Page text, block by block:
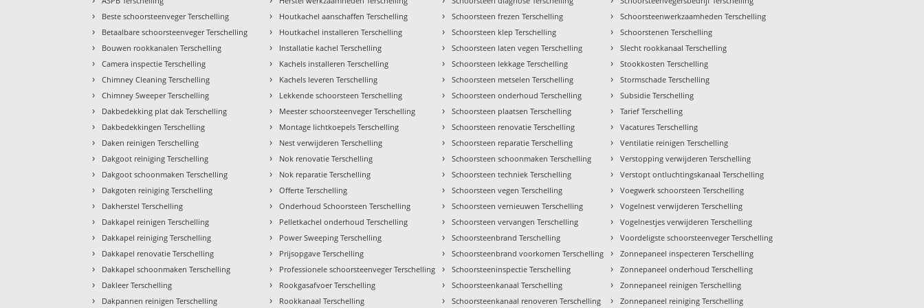
› Beste schoorsteenveger Terschelling
› Betaalbare schoorsteenveger Terschelling
› Bouwen rookkanalen Terschelling
› Camera inspectie Terschelling
› Chimney Cleaning Terschelling
› Chimney Sweeper Terschelling
› Dakbedekking plat dak Terschelling
› Dakbedekkingen Terschelling
› Daken reinigen Terschelling
› Dakgoot reiniging Terschelling
› Dakgoot schoonmaken Terschelling
› Dakgoten reiniging Terschelling
› Dakherstel Terschelling
› Dakkapel reinigen Terschelling
› Dakkapel reiniging Terschelling
› Dakkapel renovatie Terschelling
› Dakkapel schoonmaken Terschelling
› Dakleer Terschelling
› Dakpannen reinigen Terschelling
› Houtkachel aanschaffen Terschelling
› Houtkachel installeren Terschelling
› Installatie kachel Terschelling
› Kachels installeren Terschelling
› Kachels leveren Terschelling
› Lekkende schoorsteen Terschelling
› Meester schoorsteenveger Terschelling
› Montage lichtkoepels Terschelling
› Nest verwijderen Terschelling
› Nok renovatie Terschelling
› Nok reparatie Terschelling
› Offerte Terschelling
› Onderhoud Schoorsteen Terschelling
› Pelletkachel onderhoud Terschelling
› Power Sweeping Terschelling
› Prijsopgave Terschelling
› Professionele schoorsteenveger Terschelling
› Rookgasafvoer Terschelling
› Rookkanaal Terschelling
› Schoorsteen frezen Terschelling
› Schoorsteen klep Terschelling
› Schoorsteen laten vegen Terschelling
› Schoorsteen lekkage Terschelling
› Schoorsteen metselen Terschelling
› Schoorsteen onderhoud Terschelling
› Schoorsteen plaatsen Terschelling
› Schoorsteen renovatie Terschelling
› Schoorsteen reparatie Terschelling
› Schoorsteen schoonmaken Terschelling
› Schoorsteen techniek Terschelling
› Schoorsteen vegen Terschelling
› Schoorsteen vernieuwen Terschelling
› Schoorsteen vervangen Terschelling
› Schoorsteenbrand Terschelling
› Schoorsteenbrand voorkomen Terschelling
› Schoorsteeninspectie Terschelling
› Schoorsteenkanaal Terschelling
› Schoorsteenkanaal renoveren Terschelling
› Schoorsteenwerkzaamheden Terschelling
› Schoorstenen Terschelling
› Slecht rookkanaal Terschelling
› Stookkosten Terschelling
› Stormschade Terschelling
› Subsidie Terschelling
› Tarief Terschelling
› Vacatures Terschelling
› Ventilatie reinigen Terschelling
› Verstopping verwijderen Terschelling
› Verstopt ontluchtingskanaal Terschelling
› Voegwerk schoorsteen Terschelling
› Vogelnest verwijderen Terschelling
› Vogelnestjes verwijderen Terschelling
› Voordeligste schoorsteenveger Terschelling
› Zonnepaneel inspecteren Terschelling
› Zonnepaneel onderhoud Terschelling
› Zonnepaneel reinigen Terschelling
› Zonnepaneel reiniging Terschelling